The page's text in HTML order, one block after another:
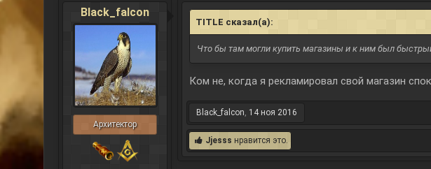
Black_falcon
Архитектор
TITLE сказал(а):
Что бы там могли купить магазины и к ним был
Ком не, когда я рекламировал свой магазин
Black_falcon, 14 ноя 2016
Jjesss нравится это.